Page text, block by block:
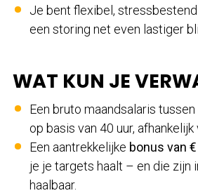
Je bent flexibel,
een storing net even lastiger
WAT KUN JE
Een bruto maandsalaris tussen
op basis van 40 uur, afhankelijk
Een aantrekkelijke bonus van
je je targets haalt – en die zijn
haalbaar.